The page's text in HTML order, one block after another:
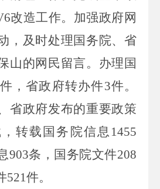
6改造工作。加强政府网
，及时处理国务院、省
山的网民留言。办理国
件，省政府转办件3件。
省政府发布的重要政策
转载国务院信息 1455
903条，国务院文件208
521件。